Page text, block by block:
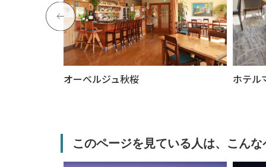
オーベルジュ秋桜 ホテル
このページを見ている人は、こん